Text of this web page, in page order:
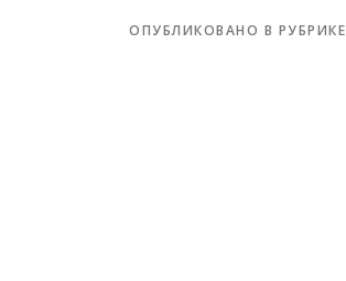
ОПУБЛИКОВАНО В РУБРИКЕ